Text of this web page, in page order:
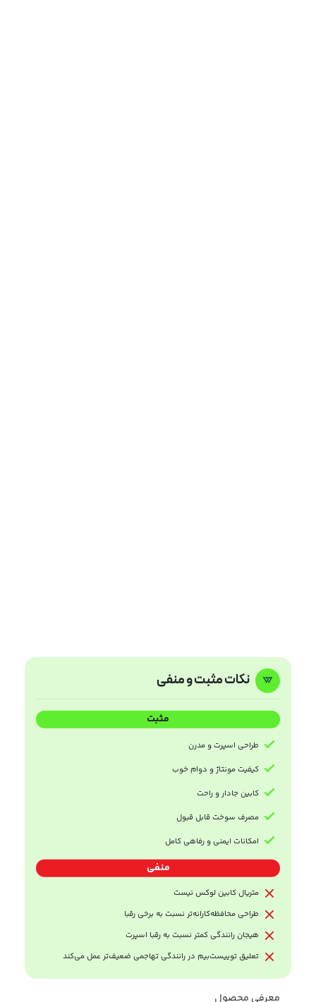
نکات مثبت و منفی
مثبت
طراحی اسپرت و مدرن
کیفیت مونتاژ و دوام خوب
کابین جادار و راحت
مصرف سوخت قابل قبول
امکانات ایمنی و رفاهی کامل
منفی
متریال کابین لوکس نیست
طراحی محافظه‌کارانه‌تر نسبت به برخی رقبا
هیجان رانندگی کمتر نسبت به رقبا اسپرت
تعلیق توییست‌بیم در رانندگی تهاجمی ضعیف‌تر عمل می‌کند
معرفی محصول